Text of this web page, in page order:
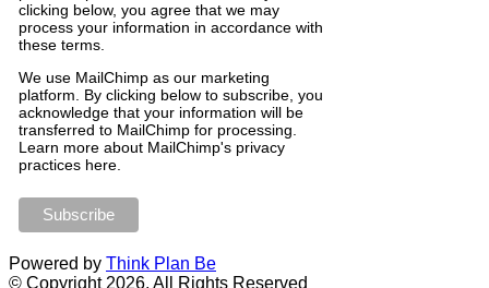
clicking below, you agree that we may
process your information in accordance with
these terms.
We use MailChimp as our marketing
platform
By clicking below to subscribe you
acknowledge that your information will be
transferred to MailChimp for processing
Learn more about MailChimp's privacy
practices here
Powered by Think Plan Be
© Copyright 2026, All Rights Reserved